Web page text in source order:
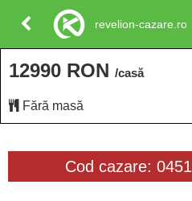
Cod cazare: 0451
12990 RON /casă
Fără masă
revelion-cazare.ro